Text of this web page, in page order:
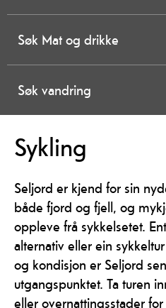
Søk Mat og drikke
Søk vandring
Sykling
Seljord er kjend for sin
både fjord og fjell, og
oppleve frå sykkelsetet.
alternativ eller ein
og kondisjon er Seljord
utgangspunktet. Ta turen
eller overnattingsstader